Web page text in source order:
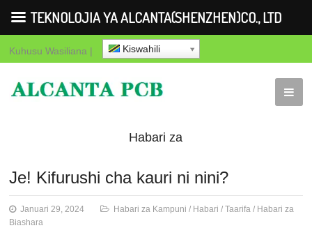
Kuhusu Wasiliana | Kiswahili
Habari za
Kampuni Habari Taarifa
Je! Kifurushi cha kauri ni nini?
Januari 29, 2024 Habari za Kampuni / Habari /Taarifa / Habari za
Biashara
TEKNOLOJIA YA ALCANTA(SHENZHEN)CO., LTD